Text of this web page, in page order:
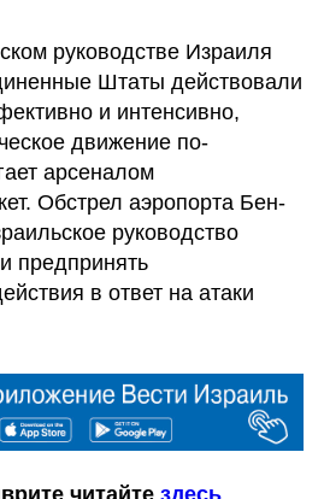
руководстве Израиля
Штаты действовали
и интенсивно,
движение по-
арсеналом
Обстрел аэропорта Бен-
руководство
предпринять
в ответ на атаки
читайте здесь